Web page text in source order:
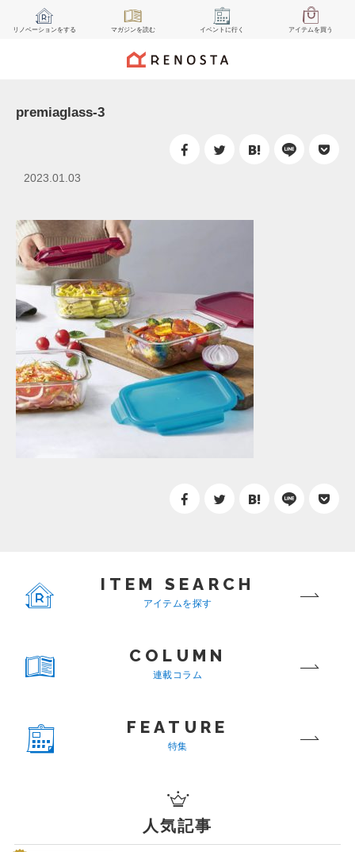
リノベーションをする マガジンを読む イベント に行く アイテムを買う
premiaglass-3
2023.01.03
ITEM SEARCH
アイテムを探す
COLUMN
連載コラム
FEATURE
特集
人気記事